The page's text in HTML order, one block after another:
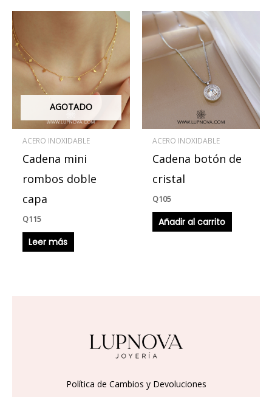
AGOTADO
ACERO INOXIDABLE
Cadena mini
rombos doble
capa
Q115
Leer más
ACERO INOXIDABLE
Cadena botón de
cristal
Q105
Añadir al carrito
Política de Cambios y Devoluciones